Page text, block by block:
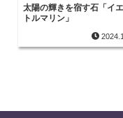
太陽の輝きを宿す石「イ
トルマリン」